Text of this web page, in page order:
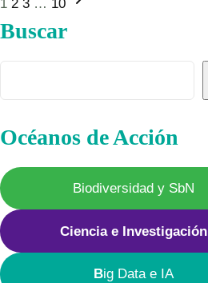
navigation
1 2 3 … 10
Buscar
Océanos de Acción
Biodiversidad y SbN
Ciencia e Investigación
Big Data e IA